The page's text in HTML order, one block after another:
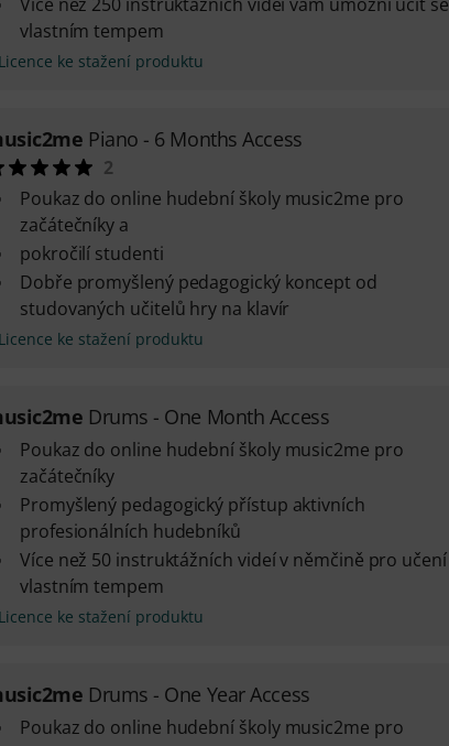
vlastním tempem
ke stažení produktu
Piano - 6 Months Access
2
Poukaz do online hudební školy music2me pro
začátečníky a
pokročilí studenti
Dobře promyšlený pedagogický koncept od
studovaných učitelů hry na klavír
ke stažení produktu
Drums - One Month Access
Poukaz do online hudební školy music2me pro
začátečníky
Promyšlený pedagogický přístup aktivních
profesionálních hudebníků
Více než 50 instruktážních videí v němčině pro učení
vlastním tempem
ke stažení produktu
Drums - One Year Access
Poukaz do online hudební školy music2me pro